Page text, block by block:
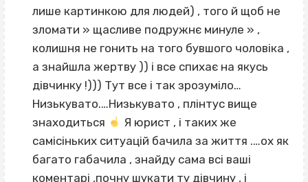
лише картинкою для людей) , того й щоб не
зломати » щасливе подружнє минуле » ,
колишня не гонить на того бувшого чоловіка ,
а знайшла жертву )) і все спихає на якусь
дівчинку !))) Тут все і так зрозуміло…
Низькувато.…Низькувато , плінтус вище
знаходиться
Я юрист , і таких же
самісіньких ситуацій бачила за життя .…ох як
багато габачила , знайду сама всі ваші
коментарі ‚почну шукати ту дівчину , і